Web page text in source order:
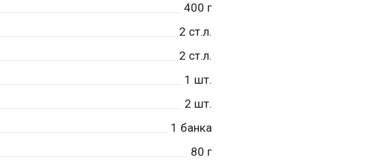
400 г
2 ст.л.
2 ст.л.
1 шт.
2 шт.
1 банка
80 г